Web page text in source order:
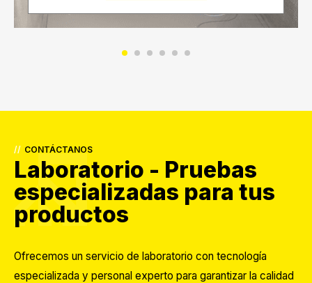
// CONTÁCTANOS
Laboratorio - Pruebas
especializadas para tus
productos
Ofrecemos un servicio de laboratorio con tecnología
especializada y personal experto para garantizar la calidad